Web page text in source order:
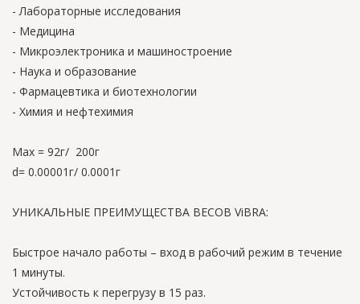
- Лабораторные исследования
- Медицина
- Микроэлектроника и машиностроение
- Наука и образование
- Фармацевтика и биотехнологии
- Химия и нефтехимия
Max = 92г/ 200г
d= 0.00001г/ 0.0001г
УНИКАЛЬНЫЕ ПРЕИМУЩЕСТВА ВЕСОВ ViBRA:
Быстрое начало работы – вход в рабочий режим в течение
1 минуты.
Устойчивость к перегрузу в 15 раз.